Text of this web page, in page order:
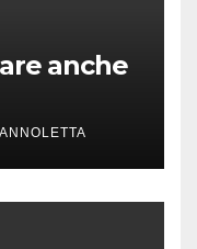
anche